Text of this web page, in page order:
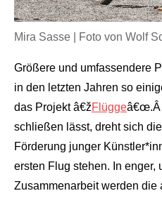
Mira Sasse | Foto von Wolf
Größere und umfassendere
in den letzten Jahren so
das Projekt â€žFlüggeâ€œ.Â
schließen lässt, dreht sich
Förderung junger
ersten Flug stehen. In enger,
Zusammenarbeit werden die